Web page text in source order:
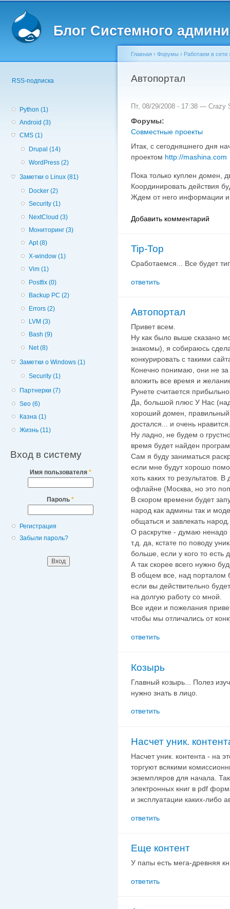
Блог Системного
RSS-подписка
Python (1)
Android (3)
CMS (1)
Drupal (14)
WordPress (2)
Заметки о Linux (81)
Docker (2)
Security (1)
NextCloud (3)
Мониторинг (3)
Apt (8)
X-window (1)
Vim (1)
Postfix (0)
Backup PC (2)
Errors (2)
LVM (3)
Bash (9)
Net (8)
Заметки о Windows (1)
Security (1)
Партнерки (7)
Seo (6)
Казна (1)
Жизнь (11)
Вход в систему
Имя пользователя *
Пароль *
Регистрация
Забыли пароль?
Вы здесь
Главная › Форумы › Работаем в сети
Автопортал
Пт, 08/29/2008 - 17:38 — Crazy
Форумы:
Совместные проекты
Итак, с сегодняшнего дня
проектом http://mashina.com
Пока только куплен домен,
Координировать действия
Ждем от него информации и
Добавить комментарий
Tip-Top
Сработаемся... Все будет
ответить
Автопортал
Привет всем.
Ну как было выше сказано
знакомы), я собираюсь
конкурировать с такими
Конечно понимаю, они не
вложить все время и
Рунете считается
Да, большой плюс У Нас
хороший домен, правильный
достался... и очень
Ну ладно, не будем о
время будет найден
Сам я буду заниматься
если мне будут хорошо
хоть каких то результатов.
офлайне (Москва, но это
В скором времени будет
народ как админы так и
общаться и завлекать народ.
О раскрутке - думаю ненадо
т.д. да, кстате по поводу
больше, если у кого то есть
А так скорее всего нужно
В общем все, над порталом
если вы действительно
на долгую работу со мной.
Все идеи и пожелания
чтобы мы отличались от
ответить
Козырь
Главный козырь... Полез
нужно знать в лицо.
ответить
Насчет уник.
Насчет уник. контента - на
торгуют всякими
экземпляров для начала.
электронных книг в pdf
и эксплуатации каких-либо
ответить
Еще контент
У папы есть мега-древняя
ответить